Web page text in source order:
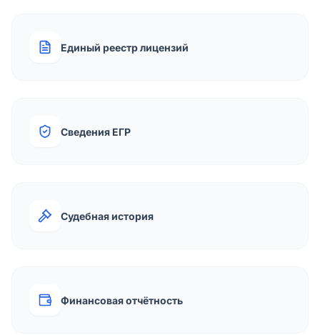
Единый реестр лицензий
Сведения ЕГР
Судебная история
Финансовая отчётность